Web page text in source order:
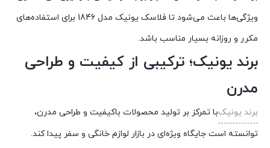
ویژگی‌ها باعث می‌شود تا فلاسک یونیک مدل 1846 برای استفاده‌های
مکرر و روزانه بسیار مناسب باشد.
برند یونیک؛ ترکیبی از کیفیت و طراحی
مدرن
برند یونیکبا تمرکز بر تولید محصولات باکیفیت و طراحی مدرن،
توانسته است جایگاه ویژه‌ای در بازار لوازم خانگی و سفر پیداکند.